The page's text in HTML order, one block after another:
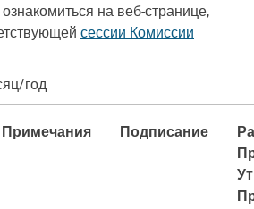
на веб-странице,
сессии Комиссии
год
Примечания Подписание